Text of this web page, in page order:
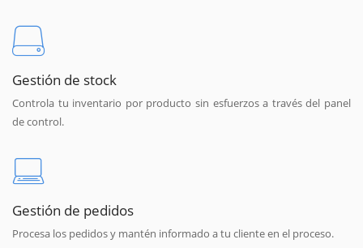
Gestión de stock
Controla tu inventario por producto sin esfuerzos a través del panel
de control.
Gestión de pedidos
Procesa los pedidos y mantén informado a tu cliente en el proceso.